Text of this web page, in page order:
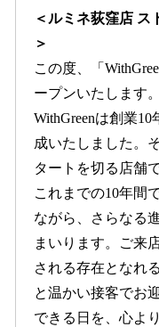
＜ルミネ荻窪店 ス
＞
この度、「
ープンいたします。
WithGreenは創業
成いたしました。
タートを切る店舗で
これまでの10年間
ながら、さらなる
まいります。ご来
される存在となれ
と温かい接客でお
できる日を、心よ